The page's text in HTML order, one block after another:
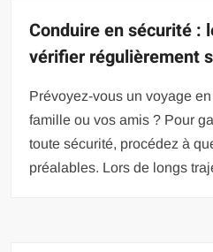
Conduire en sécurité :
vérifier régulièrement
Prévoyez-vous un voyage
famille ou vos amis ? Pour
toute sécurité, procédez à
préalables. Lors de longs